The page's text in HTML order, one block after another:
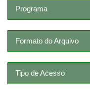
Programa
Formato do Arquivo
Tipo de Acesso